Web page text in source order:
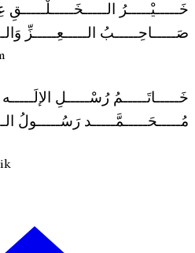
خَـــــيْـــــرُ الـــــخَـــــلْـــــقِ
صَـــــاحِـــــبُ الـــــعِـــــزِّ
خَـــــاتَـــــمُ رُسْـــــلِ الإلَـــــه
مُـــــحَـــــمَّـــــد رَسُـــــولُ